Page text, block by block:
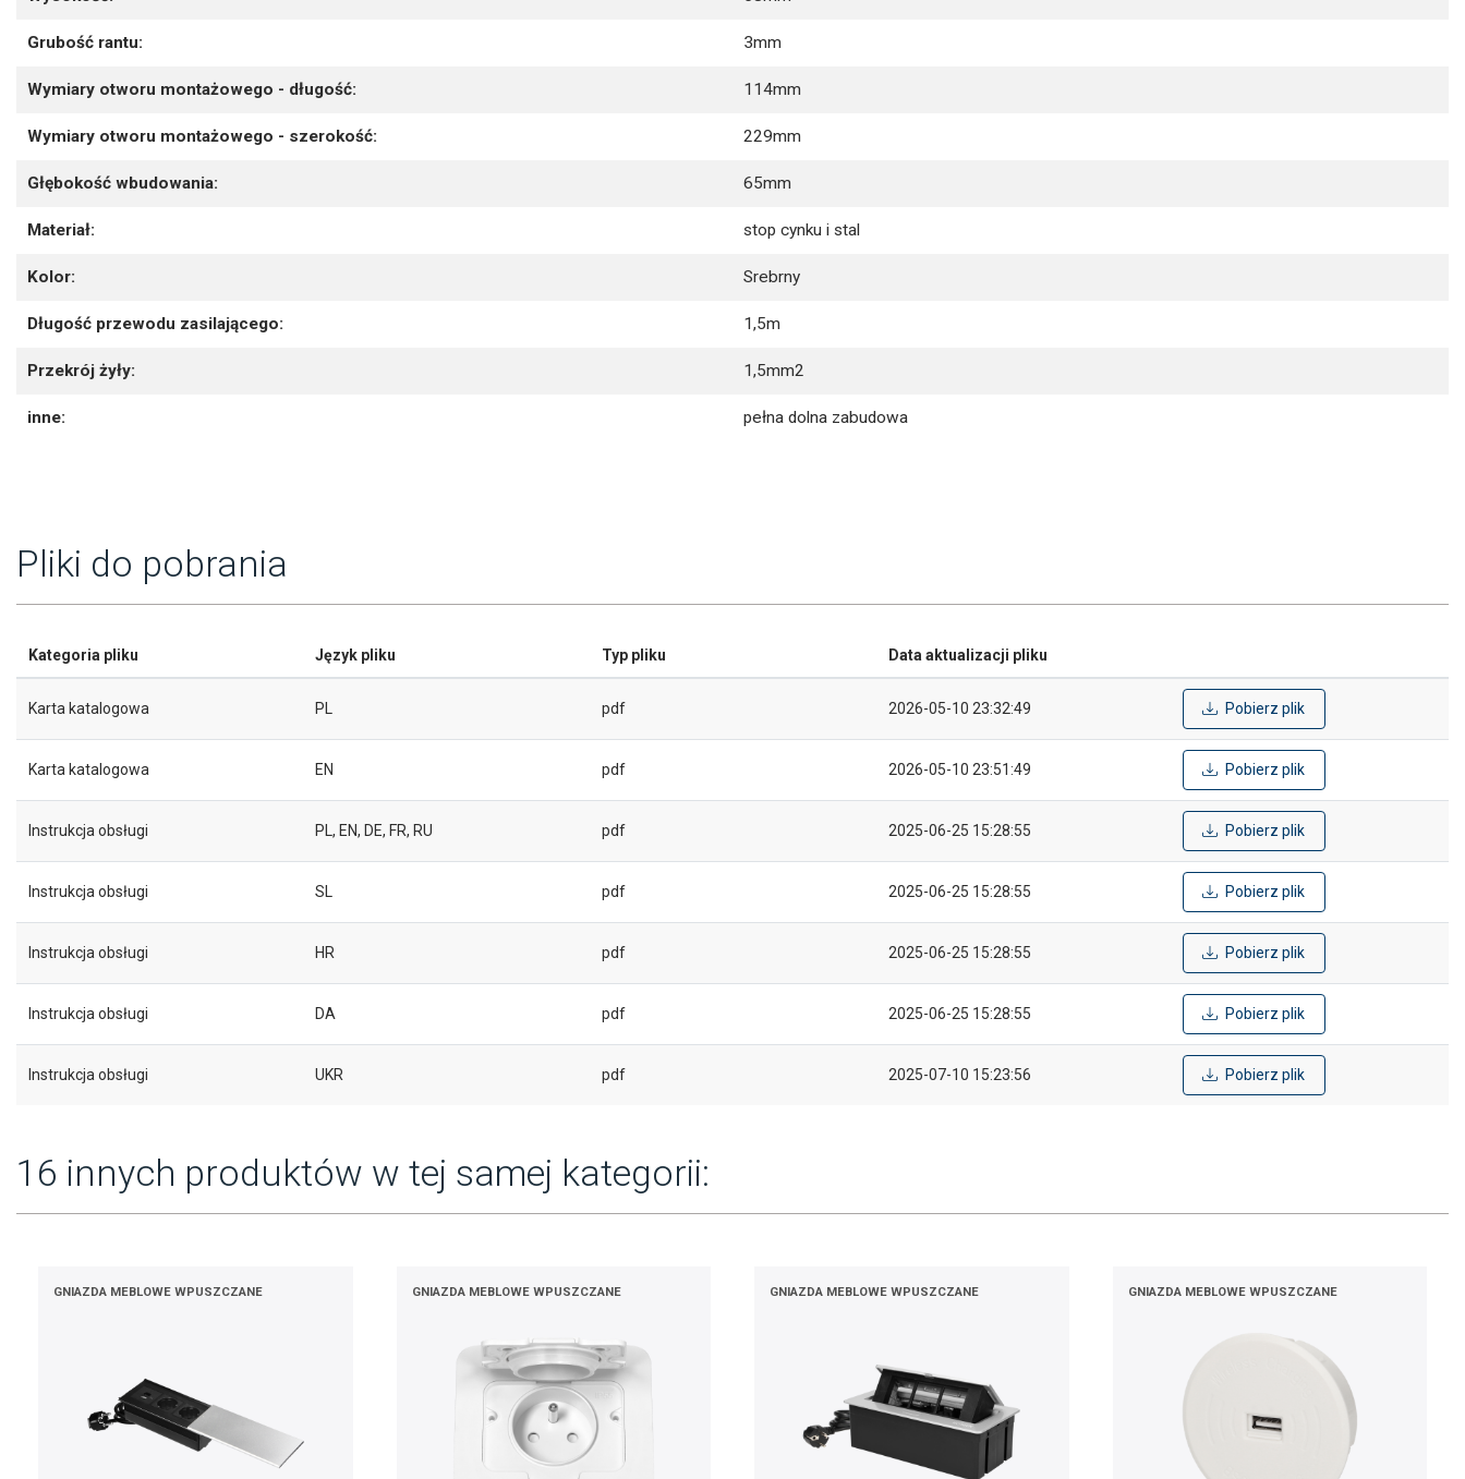
Grubość rantu: 3mm
Wymiary otworu montażowego - długość: 114mm
Wymiary otworu montażowego - szerokość: 229mm
Głębokość wbudowania: 65mm
Materiał: stop cynku i stal
Kolor: Srebrny
Długość przewodu zasilającego: 1,5m
Przekrój żyły: 1,5mm2
inne: pełna dolna zabudowa
Pliki do pobrania
Kategoria pliku Język pliku Typ pliku Data aktualizacji pliku
Karta katalogowa PL pdf 2026-05-10 23:32:49 Pobierz plik
Karta katalogowa EN pdf 2026-05-10 23:51:49 Pobierz plik
Instrukcja obsługi PL, EN, DE, FR, RU pdf 2025-06-25 15:28:55 Pobierz plik
Instrukcja obsługi SL pdf 2025-06-25 15:28:55 Pobierz plik
Instrukcja obsługi HR pdf 2025-06-25 15:28:55 Pobierz plik
Instrukcja obsługi DA pdf 2025-06-25 15:28:55 Pobierz plik
Instrukcja obsługi UKR pdf 2025-07-10 15:23:56 Pobierz plik
16 innych produktów w tej samej kategorii:
GNIAZDA MEBLOWE WPUSZCZANE GNIAZDA MEBLOWE WPUSZCZANE GNIAZDA MEBLOWE WPUSZCZANE GNIAZDA MEBLOWE WPUSZCZANE